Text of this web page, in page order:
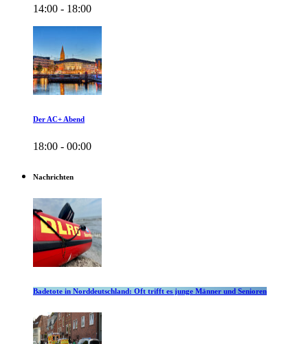
14:00 - 18:00
Der AC+ Abend
18:00 - 00:00
Nachrichten
Badetote in Norddeutschland: Oft trifft es junge Männer und Senioren